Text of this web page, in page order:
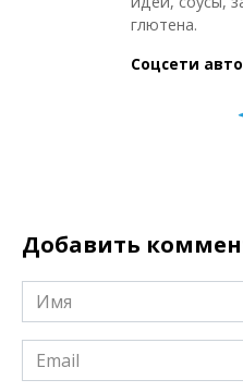
глютена.
Соцсети
Добавить
Имя
*
Email
*